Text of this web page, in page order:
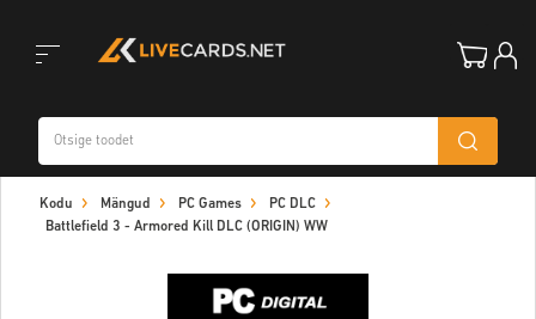
navigation
Kodu Mängud PC Games
PC DLC
Battlefield 3 - Armored Kill DLC (ORIGIN) WW